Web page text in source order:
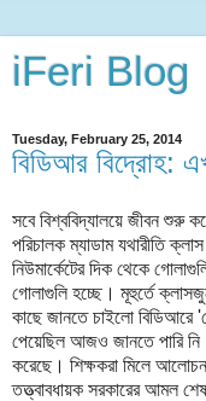
iFeri Blog
Tuesday, February 25, 2014
বিডিআর বিদ্রোহ:
সবে বিশ্ববিদ্যালয়ে জীবন শুরু
পরিচালক ম্যাডাম যথারীতি
নিউমার্কেটের দিক থেকে
গোলাগুলি হচ্ছে। মূহুর্তে
কাছে জানতে চাইলো বিডিআরে
পেয়েছিল আজও জানতে পারি
করেছে। শিক্ষকরা মিলে
তত্ত্বাবধায়ক সরকারের আমল